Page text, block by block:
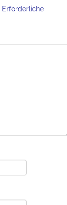
Erforderliche